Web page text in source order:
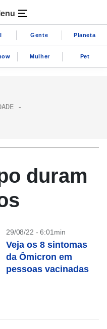
Gente Planeta
Mulher Pet
duram
29/08/22 - 6:01min
Veja os 8 sintomas
da Ômicron em
pessoas vacinadas